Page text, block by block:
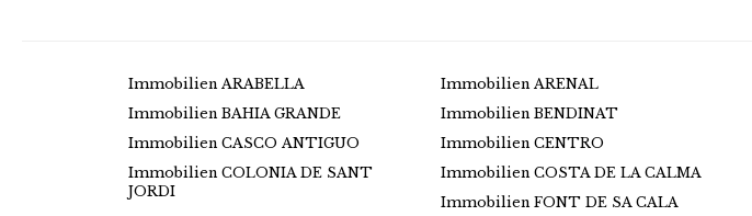
Immobilien ARABELLA Immobilien ARENAL
Immobilien BAHIA GRANDE
Immobilien BENDINAT
Immobilien CASCO ANTIGUO
Immobilien CENTRO
Immobilien COLONIA DE SANT
JORDI
Immobilien COSTA DE LA CALMA
Immobilien FONT DE SA CALA